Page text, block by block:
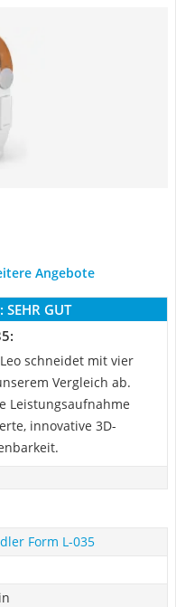
Angebote
SEHR GUT
schneidet mit vier
Vergleich ab.
Leistungsaufnahme
innovative 3D-
Form L-035